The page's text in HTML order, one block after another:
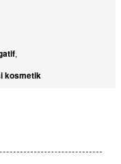
,
kosmetik